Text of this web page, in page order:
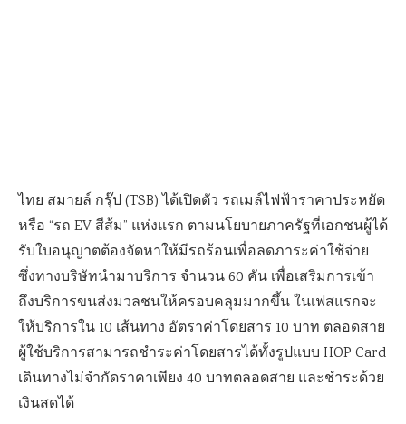
ไทย สมายล์ กรุ๊ป (TSB) ได้เปิดตัว รถเมล์ไฟฟ้าราคาประหยัด
หรือ “รถ EV สีส้ม” แห่งแรก ตามนโยบายภาครัฐที่เอกชนผู้ได้
รับใบอนุญาตต้องจัดหาให้มีรถร้อนเพื่อลดภาระค่าใช้จ่าย
ซึ่งทางบริษัทนำมาบริการ จำนวน 60 คัน เพื่อเสริมการเข้า
ถึงบริการขนส่งมวลชนให้ครอบคลุมมากขึ้น ในเฟสแรกจะ
ให้บริการใน 10 เส้นทาง อัตราค่าโดยสาร 10 บาท ตลอดสาย
ผู้ใช้บริการสามารถชำระค่าโดยสารได้ทั้งรูปแบบ HOP Card
เดินทางไม่จำกัดราคาเพียง 40 บาทตลอดสาย และชำระด้วย
เงินสดได้